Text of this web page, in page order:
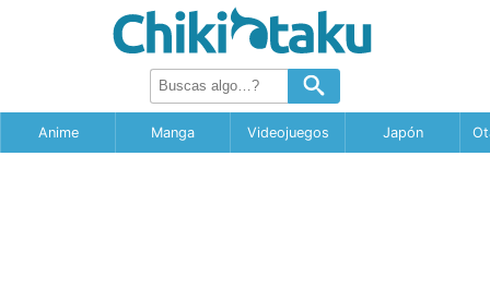
Anime Manga Videojuegos Japón